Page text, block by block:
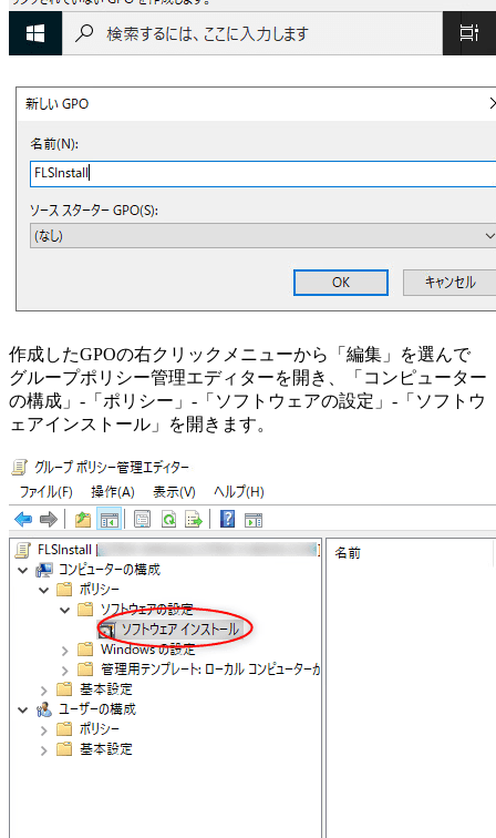
作成したGPOの右クリックメニューから「編集」を選んで
グループポリシー管理エディターを開き、「コンピューター
の構成」-「ポリシー」-「ソフトウェアの設定」-「ソフトウ
ェアインストール」を開きます。